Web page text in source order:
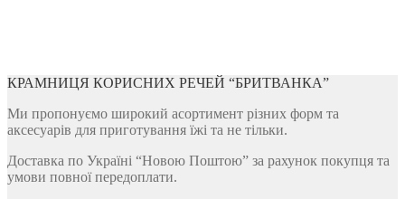
КРАМНИЦЯ КОРИСНИХ РЕЧЕЙ “БРИТВАНКА”
Ми пропонуємо широкий асортимент різних форм та
аксесуарів для приготування їжі та не тільки.
Доставка по Україні “Новою Поштою” за рахунок покупця та
умови повної передоплати.